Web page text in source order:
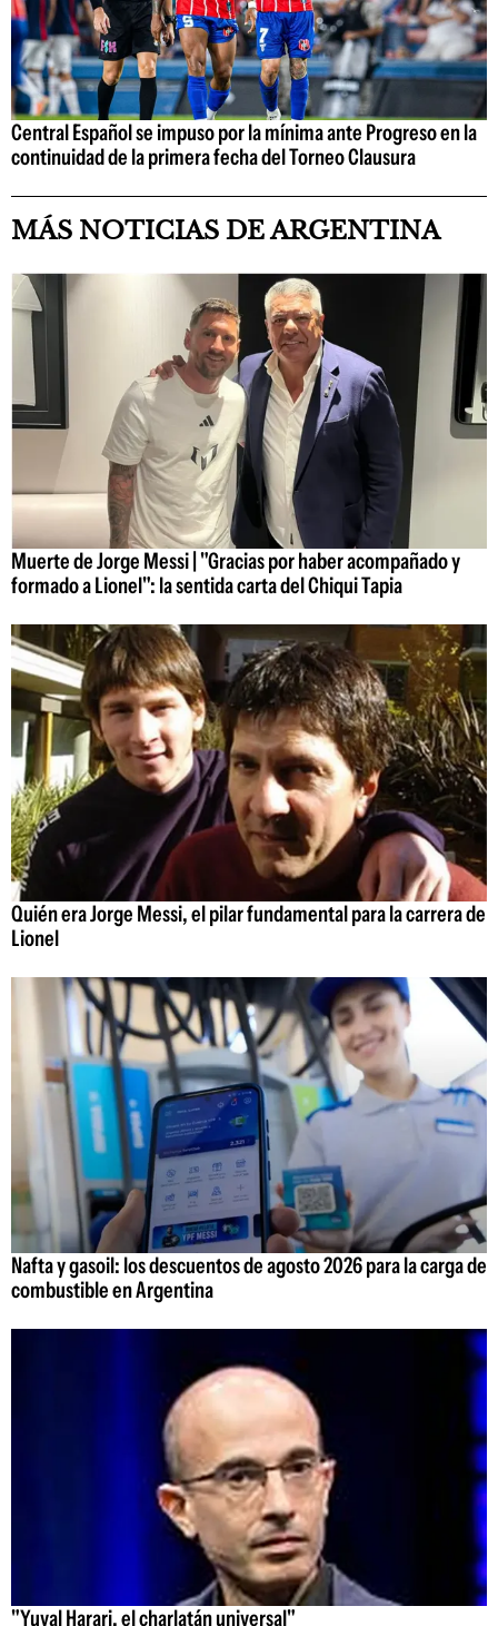
Central Español se impuso por la mínima ante Progreso en la
continuidad de la primera fecha del Torneo Clausura
MÁS NOTICIAS DE ARGENTINA
Muerte de Jorge Messi | "Gracias por haber acompañado y
formado a Lionel": la sentida carta del Chiqui Tapia
Quién era Jorge Messi, el pilar fundamental para la carrera de
Lionel
Nafta y gasoil: los descuentos de agosto 2026 para la carga de
combustible en Argentina
"Yuval Harari, el charlatán universal"